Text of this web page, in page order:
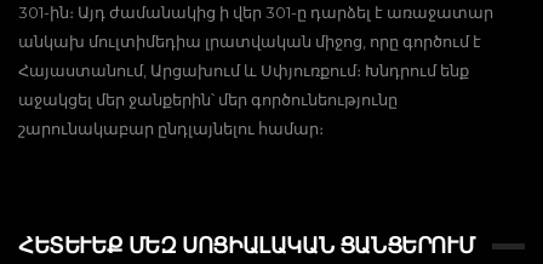
301-ին։ Այդ ժամանակից ի վեր 301-ը դարձել է առաջատար
անկախ մուլտիմեդիա լրատվական միջոց, որը գործում է
Հայաստանում, Արցախում և Սփյուռքում։ Խնդրում ենք
աջակցել մեր ջանքերին՝ մեր գործունեությունը
շարունակաբար ընդլայնելու համար։
ՀԵՏԵՒԵՔ ՄԵԶ ՍՈՑԻԱԼԱԿԱՆ ՑԱՆՑԵՐՈՒՄ